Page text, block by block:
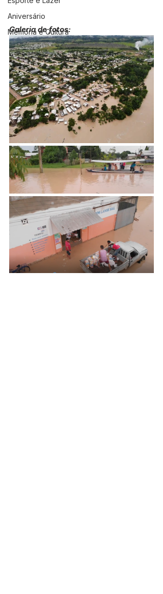
Aniversário
Memória e Cultura
Galeria de fotos: